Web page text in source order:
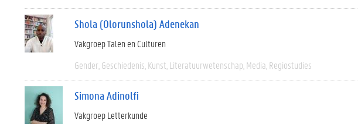
Shola (Olorunshola) Adenekan
Vakgroep Talen en Culturen
Gender Geschiedenis Kunst Literatuurwetenschap Media Regiostudies
Simona Adinolfi
Vakgroep Letterkunde